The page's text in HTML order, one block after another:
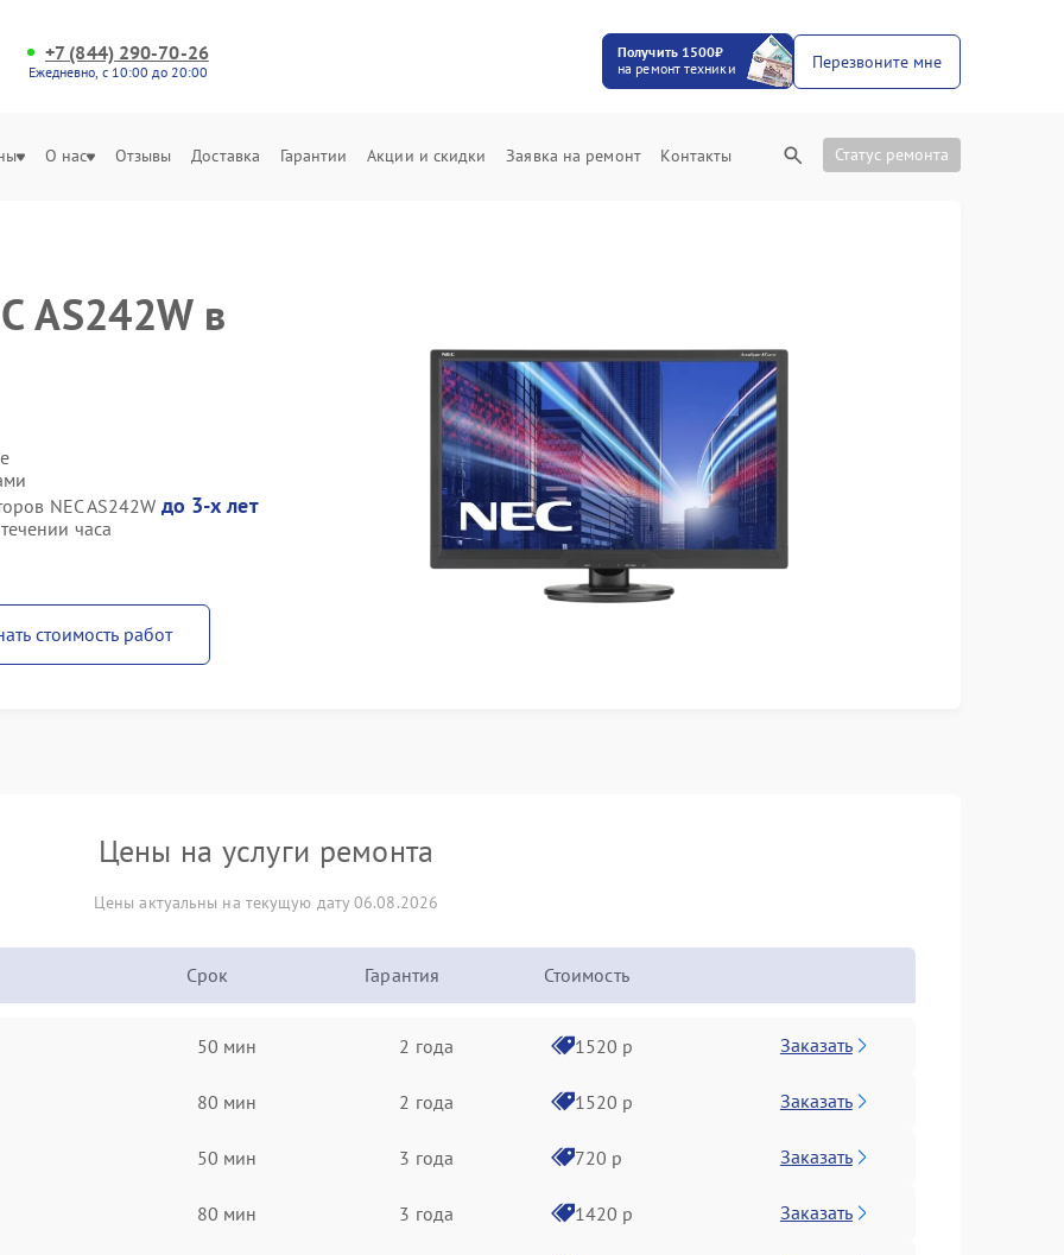
+7 (844) 290-70-26
Ежедневно, с 10:00 до 20:00
Получить 1500₽
на ремонт техники
Перезвоните мне
О нас Отзывы Доставка Гарантии Акции и скидки Заявка на ремонт Контакты Статус ремонта
AS242W в
NEC AS242W до 3-х лет
часа
стоимость работ
Цены на услуги ремонта
Цены актуальны на текущую дату 06.08.2026
Срок Гарантия Стоимость
50 мин 2 года 1520 р Заказать
80 мин 2 года 1520 р Заказать
50 мин 3 года 720 р Заказать
80 мин 3 года 1420 р Заказать